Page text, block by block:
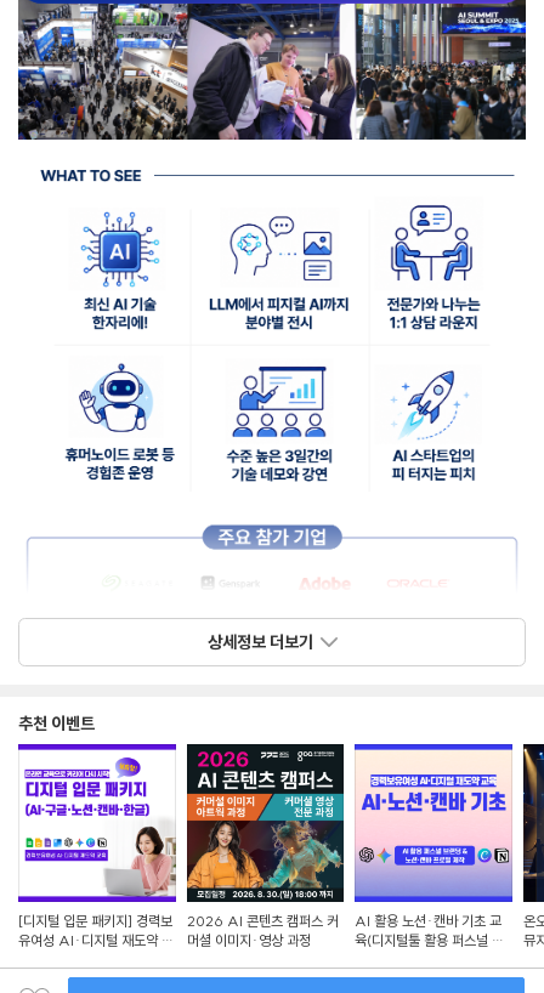
상세정보 더보기
추천 이벤트
[디지털 입문 패키지] 경력보
유여성 AI·디지털 재도약 교
2026 AI 콘텐츠 캠퍼스 커
머셜 이미지·영상 과정
AI 활용 노션·캔바 기초 교
육(디지털툴 활용 퍼스널 브
온
뮤